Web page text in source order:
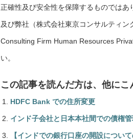
正確性及び安全性を保障するものでは
及び弊社（株式会社東京コンサルティ
Consulting Firm Human Resources
い。
この記事を読んだ方は、他に
HDFC Bank での住所変更
インド子会社と日本本社間での債権
【インドでの銀行口座の開設について